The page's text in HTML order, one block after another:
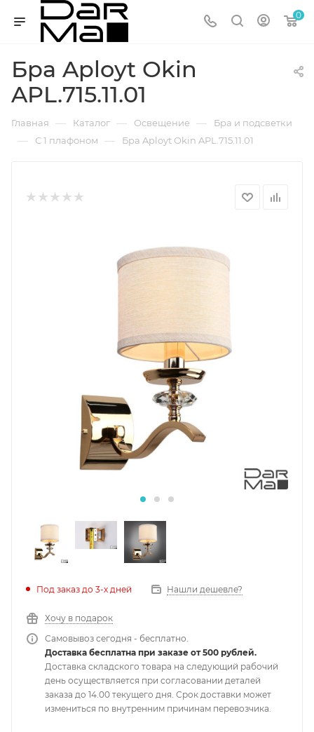
0
Бра Aployt Okin
APL.715.11.01
Главная — Каталог — Освещение — Бра и подсветки
— С 1 плафоном — Бра Aployt Okin APL.715.11.01
Под заказ до 3-х дней Нашли дешевле?
Хочу в подарок
Самовывоз сегодня - бесплатно.
Доставка бесплатна при заказе от 500 рублей.
Доставка складского товара на следующий рабочий
день осуществляется при согласовании деталей
заказа до 14.00 текущего дня. Срок доставки может
измениться по внутренним причинам перевозчика.